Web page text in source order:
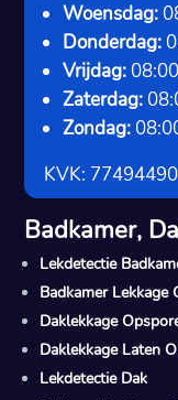
Woensdag:
Donderdag:
Vrijdag:
Zaterdag:
Zondag:
KVK: 77494490
Badkamer,
Lekdetectie
Badkamer Lekkage
Daklekkage
Daklekkage Laten
Lekdetectie Dak